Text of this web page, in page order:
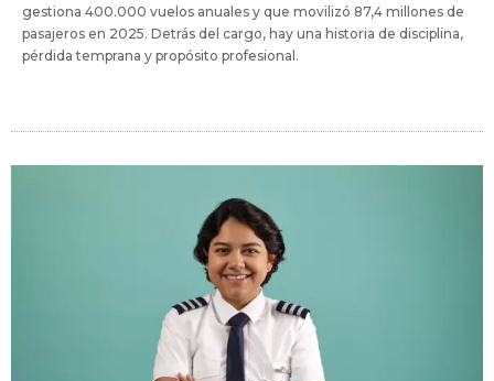
gestiona 400.000 vuelos anuales y que movilizó 87,4 millones de
pasajeros en 2025. Detrás del cargo, hay una historia de disciplina,
pérdida temprana y propósito profesional.